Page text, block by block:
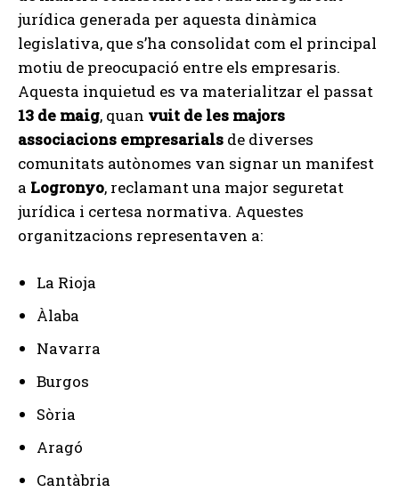
jurídica generada per aquesta dinàmica
legislativa, que s’ha consolidat com el principal
motiu de preocupació entre els empresaris.
Aquesta inquietud es va materialitzar el passat
13 de maig, quan vuit de les majors
associacions empresarials de diverses
comunitats autònomes van signar un manifest
a Logronyo, reclamant una major seguretat
jurídica i certesa normativa. Aquestes
organitzacions representaven a:
La Rioja
Àlaba
Navarra
Burgos
Sòria
Aragó
Cantàbria